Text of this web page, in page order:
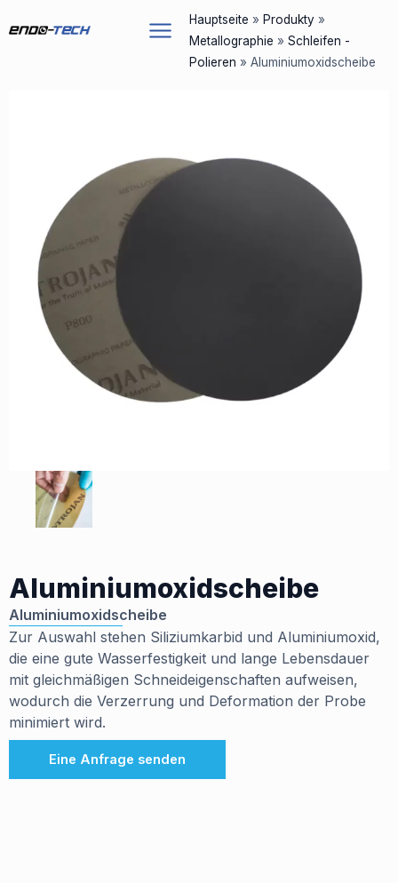
Inhalt
Hauptseite » Produkty »
Metallographie »Schleifen -
Polieren »Aluminiumoxidscheibe
Aluminiumoxidscheibe
Aluminiumoxidscheibe
Zur Auswahl stehen Siliziumkarbid und Aluminiumoxid,
die eine gute Wasserfestigkeit und lange Lebensdauer
mit gleichmäßigen Schneideigenschaften aufweisen,
wodurch die Verzerrung und Deformation der Probe
minimiert wird.
Eine Anfrage senden